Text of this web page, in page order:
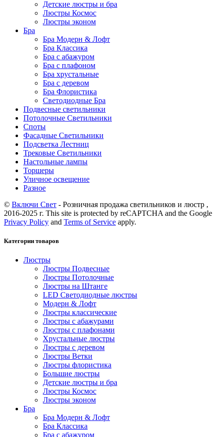
Детские люстры и бра
Люстры Космос
Люстры эконом
Бра
Бра Модерн & Лофт
Бра Классика
Бра с абажуром
Бра с плафоном
Бра хрустальные
Бра с деревом
Бра Флористика
Светодиодные Бра
Подвесные светильники
Потолочные Светильники
Споты
Фасадные Светильники
Подсветка Лестниц
Трековые Светильники
Настольные лампы
Торшеры
Уличное освещение
Разное
© Включи Свет - Розничная продажа светильников и люстр ,
2016-2025 г. This site is protected by reCAPTCHA and the Google
Privacy Policy and Terms of Service apply.
Категории товаров
Люстры
Люстры Подвесные
Люстры Потолочные
Люстры на Штанге
LED Светодиодные люстры
Модерн & Лофт
Люстры классические
Люстры с абажурами
Люстры с плафонами
Хрустальные люстры
Люстры с деревом
Люстры Ветки
Люстры флористика
Большие люстры
Детские люстры и бра
Люстры Космос
Люстры эконом
Бра
Бра Модерн & Лофт
Бра Классика
Бра с абажуром